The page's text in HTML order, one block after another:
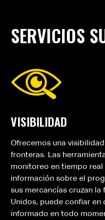
SERVICIOS
VISIBILIDAD
Ofrecemos una
fronteras. Las
monitoreo en tiempo
información sobre el
sus mercancías cruzan
Unidos, puede confiar en
informado en todo